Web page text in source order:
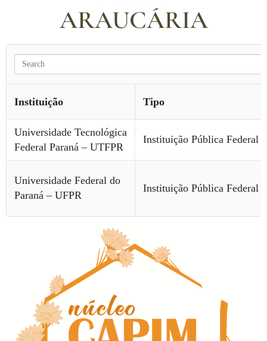
ARAUCÁRIA
Instituição Tipo
Universidade Tecnológica
Federal Paraná – UTFPR
Instituição Pública Federal
Universidade Federal do
Paraná – UFPR
Instituição Pública Federal